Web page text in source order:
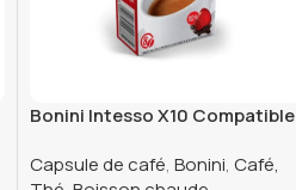
Bonini Intesso X10 Compatible
Capsule de café, Bonini, Café,